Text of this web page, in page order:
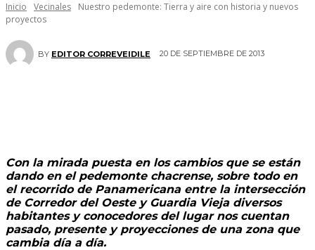
Inicio Vecinales
Nuestro pedemonte: Tierra y aire con historia y nuevos
proyectos
BY EDITOR CORREVEIDILE 20 DE SEPTIEMBRE DE 2013
Con la mirada puesta en los cambios que se están
dando en el pedemonte chacrense, sobre todo en
el recorrido de Panamericana entre la intersección
de Corredor del Oeste y Guardia Vieja diversos
habitantes y conocedores del lugar nos cuentan
pasado, presente y proyecciones de una zona que
cambia día a día.